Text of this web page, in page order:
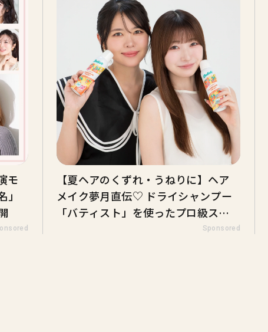
モ
【夏ヘアのくずれ・うねりに】ヘア
メイク夢月直伝♡ ドライシャンプー
「バティスト」を使ったプロ級スタ
Sponsored